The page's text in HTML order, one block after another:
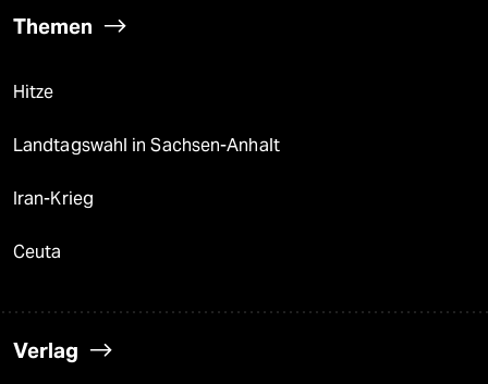
Themen
Hitze
Landtagswahl in Sachsen-Anhalt
Iran-Krieg
Ceuta
Verlag